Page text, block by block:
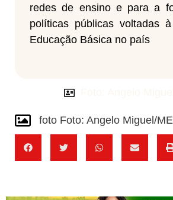
redes de ensino e para a
políticas públicas voltadas
Educação Básica no país
foto Foto: Angelo Miguel/